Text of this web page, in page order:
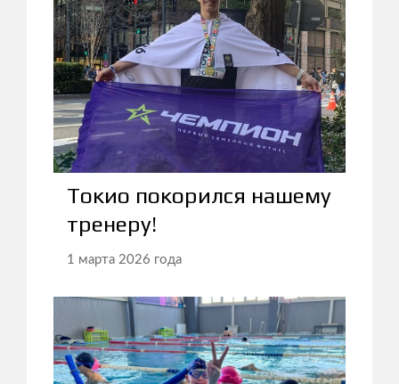
Токио покорился нашему
тренеру!
1 марта 2026 года